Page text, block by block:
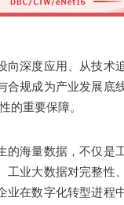
深度应用、从技术
规成为产业发展底
的重要保障。
海量数据，不仅是
业大数据对完整性
在数字化转型进程